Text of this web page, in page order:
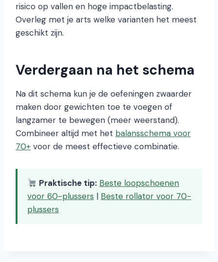
risico op vallen en hoge impactbelasting.
Overleg met je arts welke varianten het meest
geschikt zijn.
Verdergaan na het schema
Na dit schema kun je de oefeningen zwaarder
maken door gewichten toe te voegen of
langzamer te bewegen (meer weerstand).
Combineer altijd met het balansschema voor
70+ voor de meest effectieve combinatie.
Praktische tip: Beste loopschoenen
voor 60-plussers | Beste rollator voor 70-
plussers